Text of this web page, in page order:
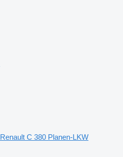
Renault C 380 Planen-LKW